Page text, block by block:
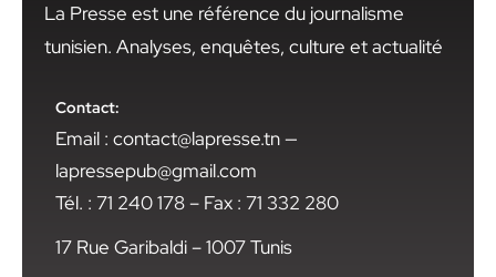
La Presse est une référence du journalisme
tunisien. Analyses, enquêtes, culture et actualité
Contact:
Email : contact@lapresse.tn —
lapressepub@gmail.com
Tél. : 71 240 178 – Fax : 71 332 280
17 Rue Garibaldi – 1007 Tunis